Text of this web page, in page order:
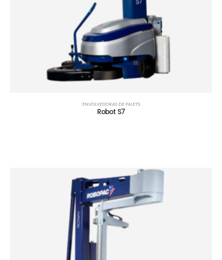
ENVOLVEDORAS DE PALETS
Robot S7